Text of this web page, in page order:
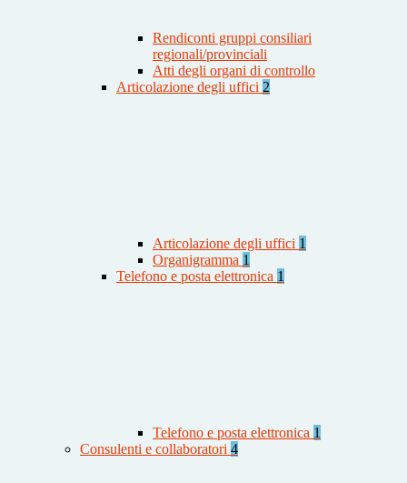
Rendiconti gruppi consiliari
regionali/provinciali
Atti degli organi di controllo
Articolazione degli uffici 2
Articolazione degli uffici 1
Organigramma 1
Telefono e posta elettronica 1
Telefono e posta elettronica 1
Consulenti e collaboratori 4